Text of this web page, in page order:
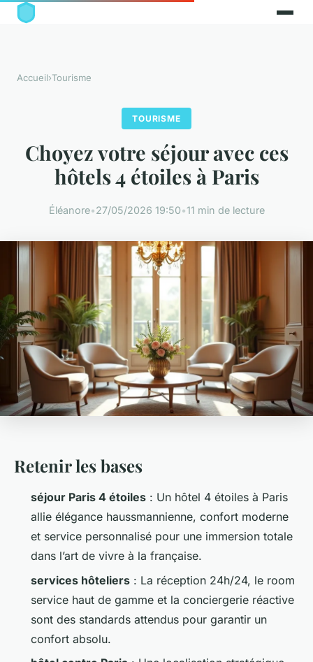
Accueil›Tourisme
TOURISME
Choyez votre séjour avec ces
hôtels 4 étoiles à Paris
Éléanore•27/05/2026 19:50•11 min de lecture
Retenir les bases
séjour Paris 4 étoiles : Un hôtel 4 étoiles à Paris
allie élégance haussmannienne, confort moderne
et service personnalisé pour une immersion totale
dans l’art de vivre à la française.
services hôteliers : La réception 24h/24, le room
service haut de gamme et la conciergerie réactive
sont des standards attendus pour garantir un
confort absolu.